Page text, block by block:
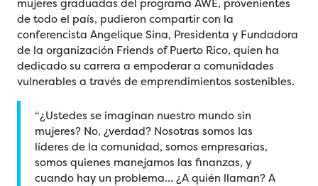
mujeres graduadas del programa AWE, provenientes
de todo el país, pudieron compartir con la
conferencista Angelique Sina, Presidenta y Fundadora
de la organización Friends of Puerto Rico, quien ha
dedicado su carrera a empoderar a comunidades
vulnerables a través de emprendimientos sostenibles.
“¿Ustedes se imaginan nuestro mundo sin
mujeres? No, ¿verdad? Nosotras somos las
líderes de la comunidad, somos empresarias,
somos quienes manejamos las finanzas, y
cuando hay un problema… ¿A quién llaman? A